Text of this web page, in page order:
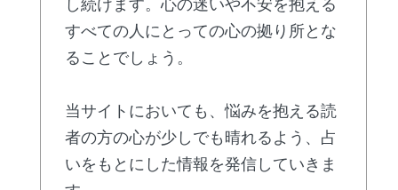
し続けます。心の迷いや不安を抱える
すべての人にとっての心の拠り所とな
ることでしょう。
当サイトにおいても、悩みを抱える読
者の方の心が少しでも晴れるよう、占
いをもとにした情報を発信していきま